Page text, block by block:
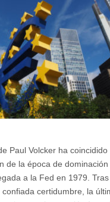
Paul Volcker ha
de la época de dominación
a la Fed en 1979.
certidumbre, la